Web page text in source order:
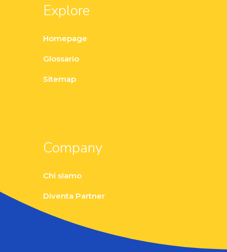
Explore
Homepage
Glossario
Sitemap
Company
Chi siamo
Diventa Partner